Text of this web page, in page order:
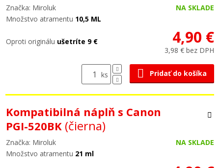
Značka: Miroluk
NA SKLADE
Množstvo atramentu 10,5 ML
Oproti originálu ušetríte 9 € 4,90 €
3,98 € bez DPH
ks Pridať do košíka
Kompatibilná náplň s Canon
PGI-520BK (čierna)
Značka: Miroluk
NA SKLADE
Množstvo atramentu 21 ml